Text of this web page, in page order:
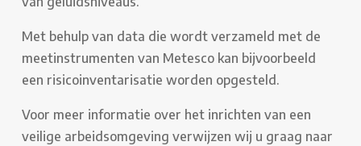
Met behulp van data die wordt verzameld met de
meetinstrumenten van Metesco kan bijvoorbeeld
een risicoinventarisatie worden opgesteld.
Voor meer informatie over het inrichten van een
veilige arbeidsomgeving verwijzen wij u graag naar